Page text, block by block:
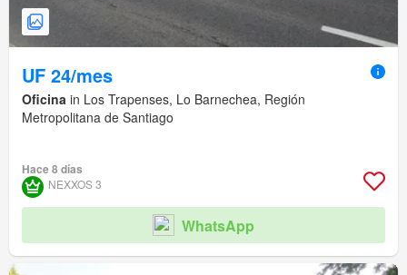
UF 24/mes
Oficina in Los Trapenses, Lo Barnechea, Región
Metropolitana de Santiago
Hace 8 días
NEXXOS 3
WhatsApp